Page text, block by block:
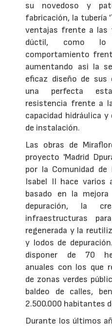
su novedoso y
fabricación, la tubería
ventajas frente a las
dúctil, como
comportamiento
aumentando asi la
eficaz diseño de sus
una perfecta
resistencia frente a
capacidad hidráulica
de instalación.
Las obras de
proyecto 'Madrid
por la Comunidad de
Isabel II hace varios
basado en la
depuración, la
infraestructuras
regenerada y la
y lodos de
disponer de 70
anuales con los que
de zonas verdes
baldeo de calles,
2.500.000 habitantes
Durante los últimos